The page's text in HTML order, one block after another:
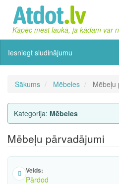
Kāpēc mest laukā, ja kādam var
Iesniegt sludinājumu
Sākums Mēbeles Mēbeļu
Kategorija: Mēbeles
Mēbeļu pārvadājumi
Veids:
Pārdod